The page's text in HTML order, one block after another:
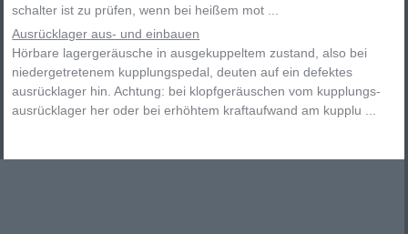
schalter ist zu prüfen, wenn bei heißem mot ...
Ausrücklager aus- und einbauen
Hörbare lagergeräusche in ausgekuppeltem zustand, also bei
niedergetretenem kupplungspedal, deuten auf ein defektes
ausrücklager hin. Achtung: bei klopfgeräuschen vom kupplungs-
ausrücklager her oder bei erhöhtem kraftaufwand am kupplu ...